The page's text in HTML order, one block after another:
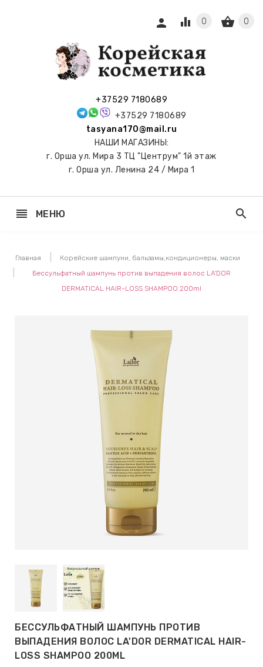
+37529 7180689
+37529 7180689
tasyana170@mail.ru
НАШИ МАГАЗИНЫ:
г. Орша ул. Мира 3 ТЦ "Центрум" 1й этаж
г. Орша ул. Ленина 24 / Мира 1
person shopping_basket 0
equalizer 0
reorder МЕНЮ
ТОНЕРЫ,
keyboard_arrow_right
КРЕМЫ
ПАТЧИ
search
Главная
Корейские шампуни, бальзамы,кондиционеры, маски
Бессульфатный шампунь против выпадения волос LA'DOR
DERMATICAL HAIR-LOSS SHAMPOO 200ml
БЕССУЛЬФАТНЫЙ ШАМПУНЬ ПРОТИВ
ВЫПАДЕНИЯ ВОЛОС LA'DOR DERMATICAL HAIR-
LOSS SHAMPOO 200ML